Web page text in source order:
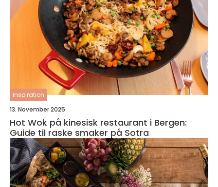
inspiration
13. November 2025
Hot Wok på kinesisk restaurant i Bergen:
Guide til raske smaker på Sotra